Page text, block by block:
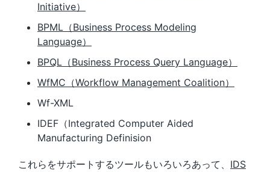
Initiative）
BPML（Business Process Modeling
Language）
BPQL（Business Process Query Language）
WfMC（Workflow Management Coalition）
Wf-XML
IDEF（Integrated Computer Aided
Manufacturing Definision
これらをサポートするツールもいろいろあって、 IDS